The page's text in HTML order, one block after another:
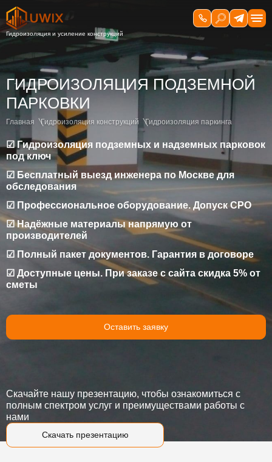
ГИДРОИЗОЛЯЦИЯ ПОДЗЕМНОЙ
ПАРКОВКИ
Главная Гидроизоляция конструкций Гидроизоляция паркинга
☑ Гидроизоляция подземных и надземных парковок
под ключ
☑ Бесплатный выезд инженера по Москве для
обследования
☑ Профессиональное оборудование. Допуск СРО
☑ Надёжные материалы напрямую от
производителей
☑ Полный пакет документов. Гарантия в договоре
☑ Доступные цены. При заказе с сайта скидка 5% от
сметы
Оставить заявку
Скачать презентацию
Скачайте нашу презентацию, чтобы ознакомиться с
полным спектром услуг и преимуществами работы с
нами